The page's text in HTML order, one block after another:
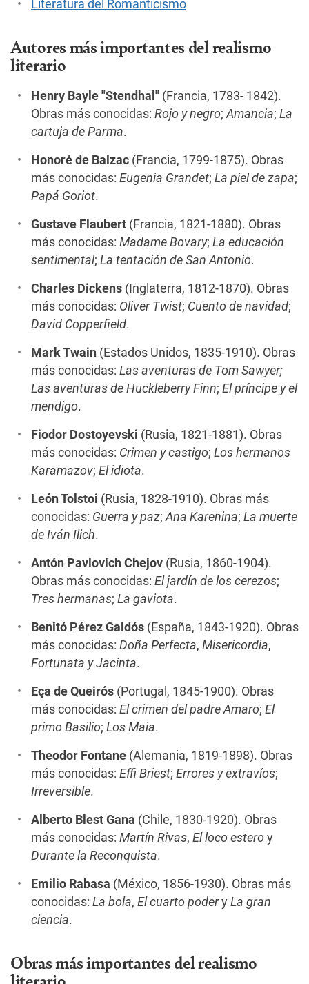
Literatura del Romanticismo
Autores más importantes del realismo
literario
Henry Bayle "Stendhal" (Francia, 1783- 1842).
Obras más conocidas: Rojo y negro;Amancia; La
cartuja de Parma.
Honoré de Balzac (Francia, 1799-1875). Obras
más conocidas: Eugenia Grandet; La piel de zapa;
Papá Goriot.
Gustave Flaubert (Francia, 1821-1880). Obras
más conocidas: Madame Bovary; La educación
sentimental; La tentación de San Antonio.
Charles Dickens (Inglaterra, 1812-1870). Obras
más conocidas: Oliver Twist; Cuento de navidad;
David Copperfield.
Mark Twain (Estados Unidos, 1835-1910). Obras
más conocidas: Las aventuras de Tom Sawyer;
Las aventuras de Huckleberry Finn; El príncipe y el
mendigo.
Fiodor Dostoyevski (Rusia, 1821-1881). Obras
más conocidas: Crimen y castigo; Los hermanos
Karamazov; El idiota.
León Tolstoi (Rusia, 1828-1910). Obras más
conocidas: Guerra y paz;Ana Karenina; La muerte
de Iván Ilich.
Antón Pavlovich Chejov (Rusia, 1860-1904).
Obras más conocidas: El jardín de los cerezos;
Tres hermanas; La gaviota.
Benitó Pérez Galdós (España, 1843-1920). Obras
más conocidas: Doña Perfecta, Misericordia,
Fortunata y Jacinta.
Eça de Queirós (Portugal, 1845-1900). Obras
más conocidas: El crimen del padre Amaro; El
primo Basilio; Los Maia.
Theodor Fontane (Alemania, 1819-1898). Obras
más conocidas: Effi Briest; Errores y extravíos;
Irreversible.
Alberto Blest Gana (Chile, 1830-1920). Obras
más conocidas: Martín Rivas, El loco estero y
Durante la Reconquista.
Emilio Rabasa (México, 1856-1930). Obras más
conocidas: La bola, El cuarto podery La gran
ciencia.
Obras más importantes del realismo